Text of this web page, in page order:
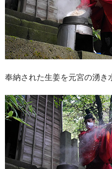
奉納された生姜を元宮の湧き